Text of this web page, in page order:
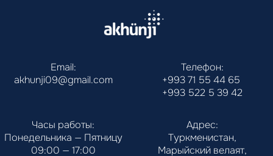
Email:
akhunji09@gmail.com
Телефон:
+993 71 55 44 65
+993 522 5 39 42
Часы работы:
Понедельника — Пятницу
09:00 — 17:00
Адрес:
Туркменистан,
Марыйский велаят,